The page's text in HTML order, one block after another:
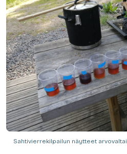
Sahtivierrekilpailun näytteet